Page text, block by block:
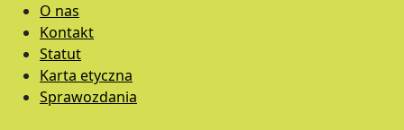
O nas
Kontakt
Statut
Karta etyczna
Sprawozdania